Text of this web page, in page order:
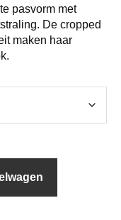
pasvorm met
De cropped
maken haar